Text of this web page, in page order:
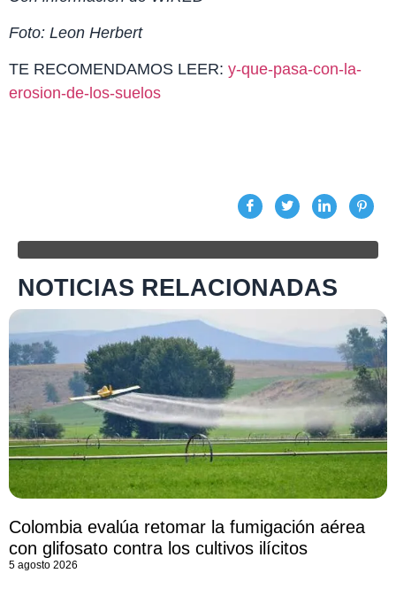
Foto: Leon Herbert
TE RECOMENDAMOS LEER: y-que-pasa-con-la-
erosion-de-los-suelos
NOTICIAS RELACIONADAS
Colombia evalúa retomar la fumigación aérea
con glifosato contra los cultivos ilícitos
5 agosto 2026